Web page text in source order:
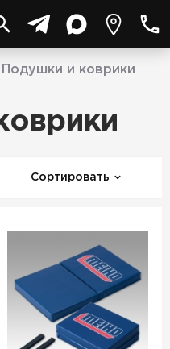
Подушки и коврики
Сортировать